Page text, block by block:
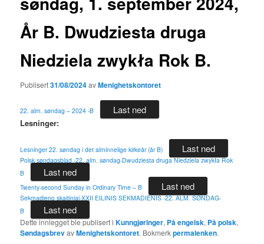
År B. Dwudziesta druga
Niedziela zwykła Rok B.
Publisert31/08/2024avMenighetskontoret
22. alm. søndag – 2024 -B Last ned
Lesninger:
Lesninger 22. søndag i det alminnelige kirkeår (år B) Last ned
Polsk søndagsblad -22. alm. søndag-Dwudziesta druga Niedziela zwykła Rok
B
Last ned
Twenty-second Sunday in Ordinary Time – B Last ned
Sekmadieno skaitiniai-XXII EILINIS SEKMADIENIS -22. ALM. SØNDAG-
B
Last ned
Dette innlegget ble publisert iKunngjøringer, På engelsk, På polsk,
SøndagsbrevavMenighetskontoret. Bokmerkpermalenken.